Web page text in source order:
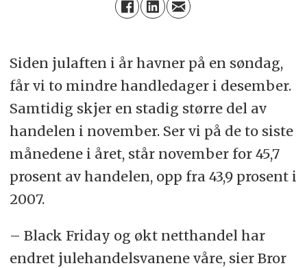
Siden julaften i år havner på en søndag,
får vi to mindre handledager i desember.
Samtidig skjer en stadig større del av
handelen i november. Ser vi på de to siste
månedene i året, står november for 45,7
prosent av handelen, opp fra 43,9 prosent i
2007.
– Black Friday og økt netthandel har
endret julehandelsvanene våre, sier Bror